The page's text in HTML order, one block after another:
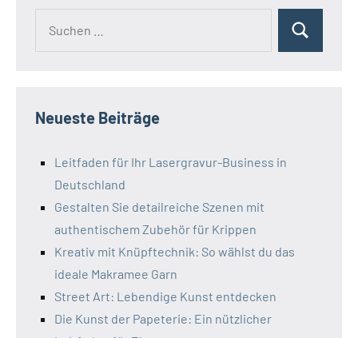
Beiträge
Suchen
Neueste Beiträge
Leitfaden für Ihr Lasergravur-Business in
Deutschland
Gestalten Sie detailreiche Szenen mit
authentischem Zubehör für Krippen
Kreativ mit Knüpftechnik: So wählst du das
ideale Makramee Garn
Street Art: Lebendige Kunst entdecken
Die Kunst der Papeterie: Ein nützlicher